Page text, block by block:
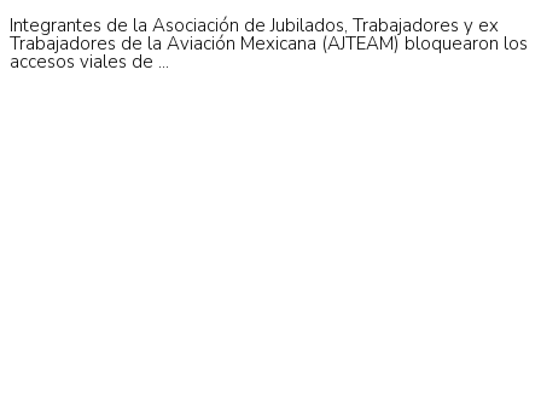
Integrantes de la Asociación de Jubilados, Trabajadores y ex
Trabajadores de la Aviación Mexicana (AJTEAM) bloquearon los
accesos viales de ...